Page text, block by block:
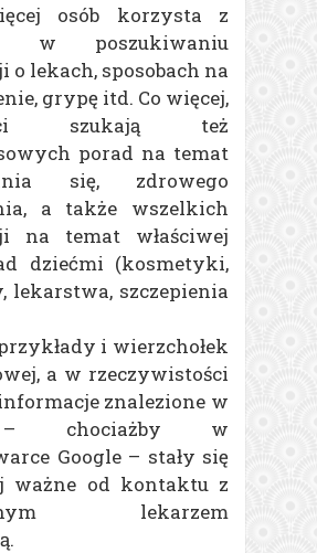
osób korzysta z
w poszukiwaniu
o lekach, sposobach na
grypę itd. Co więcej,
szukają też
porad na temat
się, zdrowego
a także wszelkich
na temat właściwej
dziećmi (kosmetyki,
lekarstwa, szczepienia
i wierzchołek
a w rzeczywistości
znalezione w
chociażby w
Google – stały się
ważne od kontaktu z
lekarzem